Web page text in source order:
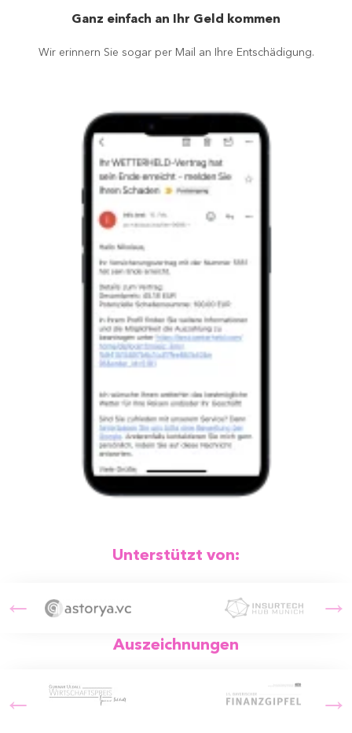
Ganz einfach an Ihr Geld kommen
Wir erinnern Sie sogar per Mail an Ihre Entschädigung.
Unterstützt von:
Auszeichnungen